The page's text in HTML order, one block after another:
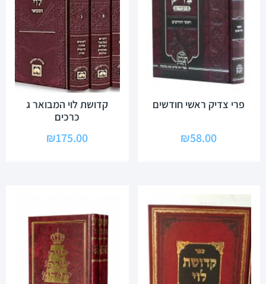
פרי צדיק ראשי חודשים
₪58.00
קדושת לוי המבואר ג
כרכים
₪175.00